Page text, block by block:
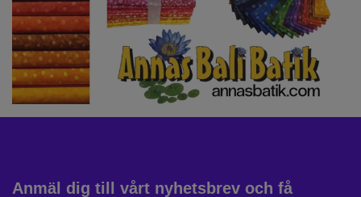
Anmäl dig till vårt nyhetsbrev och få